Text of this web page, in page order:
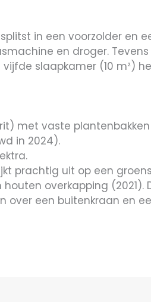
in een voorzolder en
en droger.
slaapkamer (10 m²)
met vaste
in 2024).
prachtig uit op een
overkapping (2021).
over een buitenkraan en